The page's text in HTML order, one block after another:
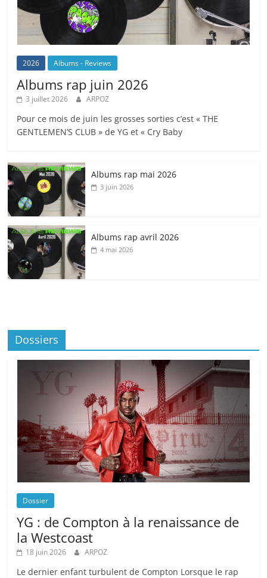
2026 Albums - Reviews
Albums rap juin 2026
3 juillet 2026 ARPOZ
Pour ce mois de juin les grosses sorties c’est « THE
GENTLEMEN’S CLUB » de YG et « Cry Baby
Albums rap mai 2026
3 juin 2026
Albums rap avril 2026
4 mai 2026
Dossiers
Dossier
YG : de Compton à la renaissance de
la Westcoast
18 juin 2026 ARPOZ
Le dernier enfant turbulent de Compton Lorsque le rap